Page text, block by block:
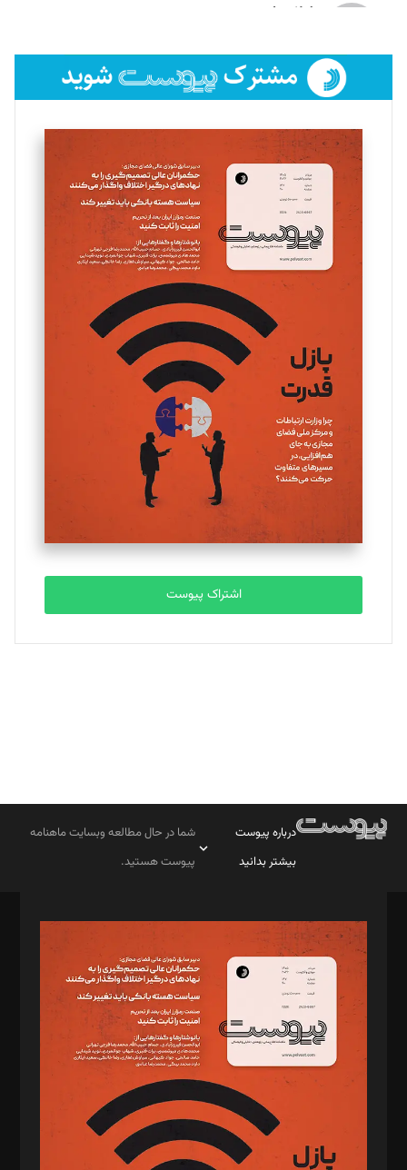
لیلا حنارود
فائزه فتحی رستمی
تحریریه
سروش کرمیان
تحریریه
مینا پاکدل
یسنا امان‌پور
تحریریه
ملینا جعفری
تحریریه
مصطفی مسجدی آرانی
تحریریه
بابک نقاش
تحریریه
اشتراک پیوست
درباره پیوست
بیشتر بدانید
شما در حال مطالعه وبسایت ماهنامه
پیوست هستید.
مدیر مسئول: محمدباقر اثنی‌عشری
سردبیر: مهرک محمودی
دبیر تحریریه: میثم قاسمی
د‌بیر ناداستان: سمانه سمیع
د‌بیر خدمت و تجارت: ابوالفضل رجبی
د‌بیر حقوق فناوری: حسام‌الدین ایپکچی
د‌بیر پیوست جهان: مینا پاکدل
د‌بیر تحریریه آنلاین: بابک نقاش
تحریریه‌: مجتبی محمود‌ی، آرش برهمند، یسنا امان‌پور، سروش کرمیان،
مصطفی مسجدی آرانی، ابوالفضل رجبی، زهرا فکرانه، فائزه فتحی